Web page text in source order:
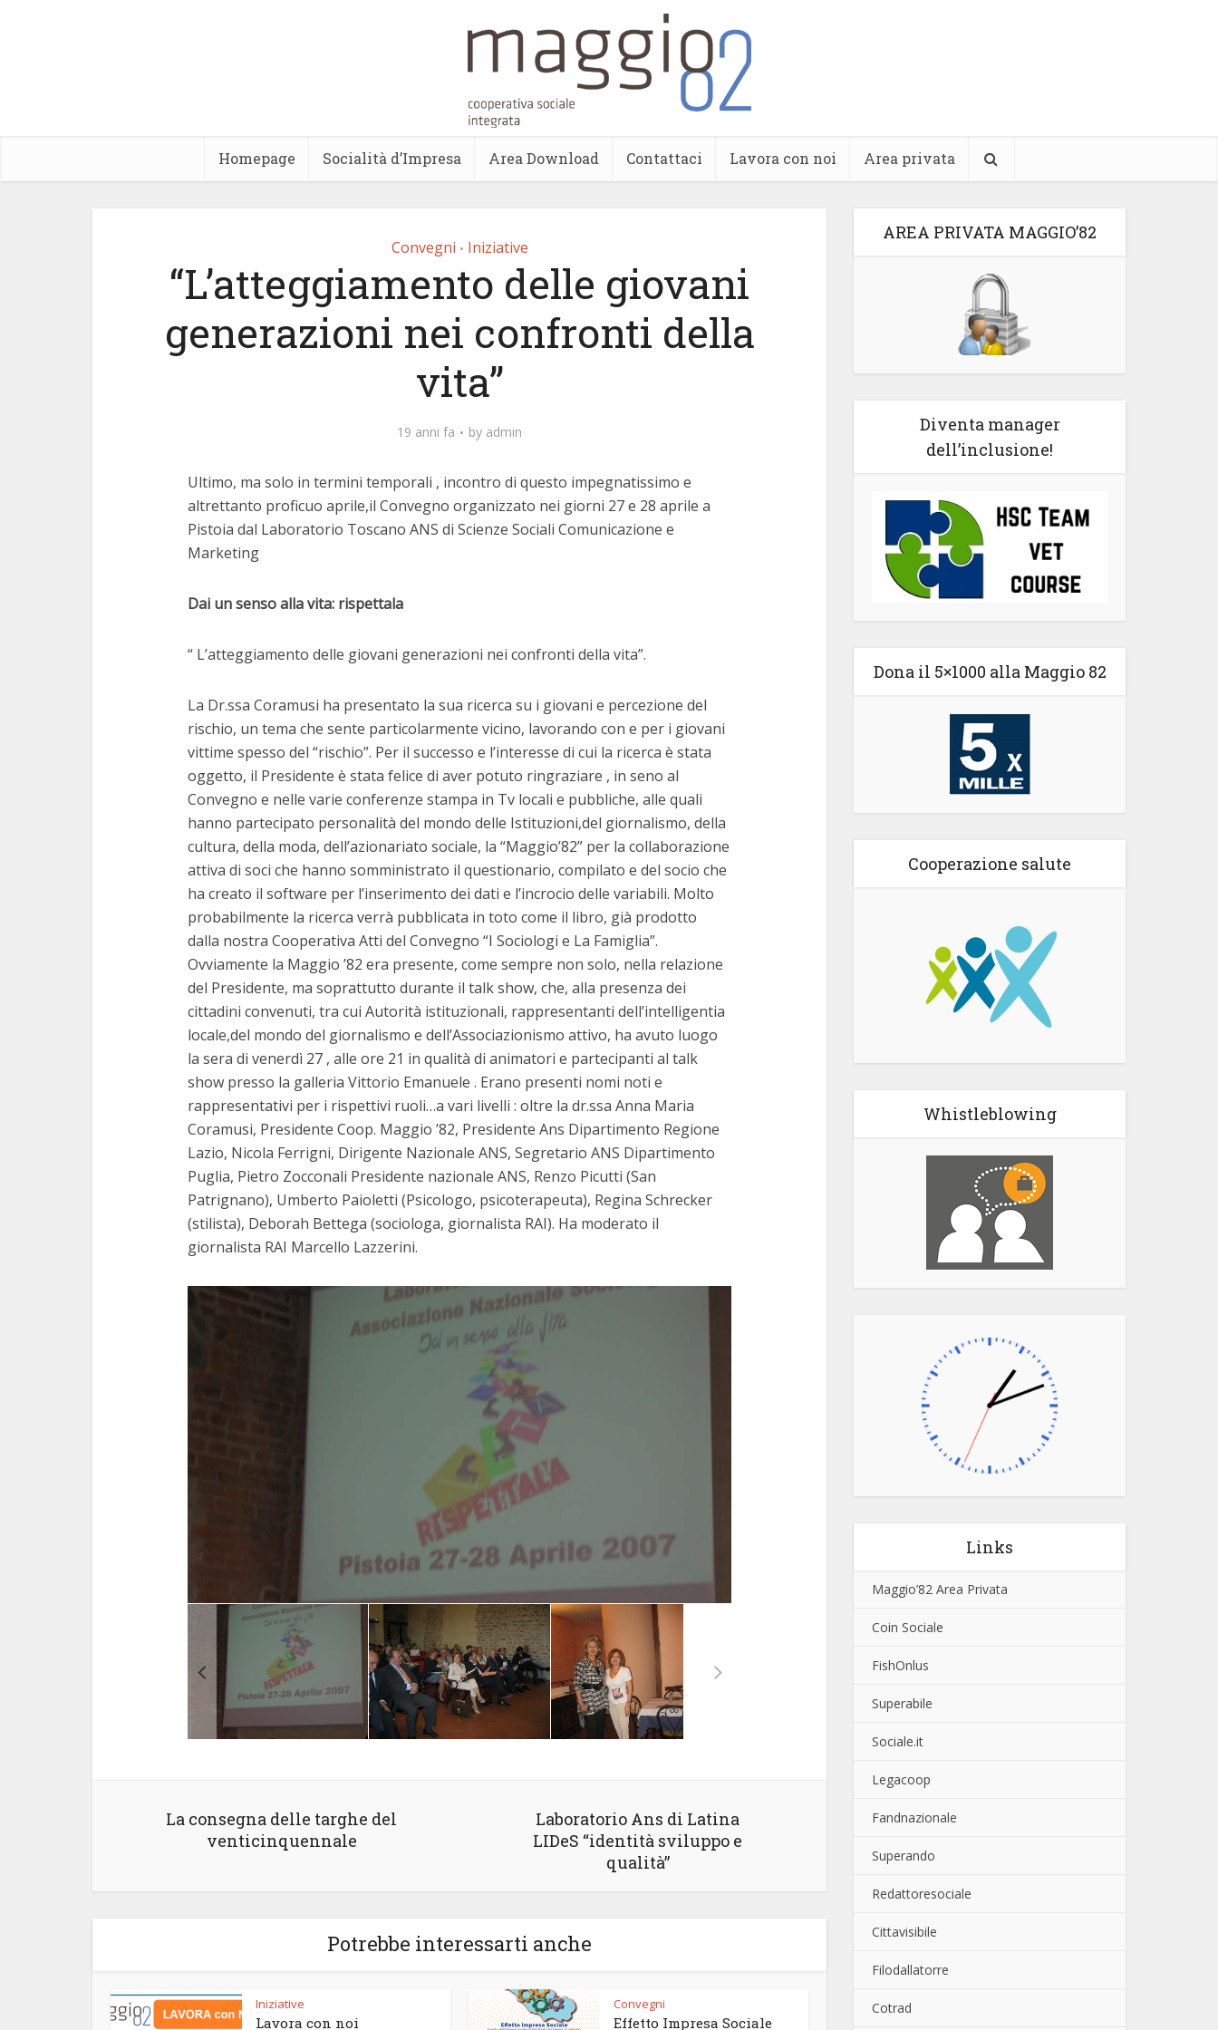
Homepage Socialità d’Impresa Area Download Contattaci Lavora con noi Area privata
Convegni • Iniziative
“L’atteggiamento delle giovani
generazioni nei confronti della
vita”
19 anni fa by admin
Ultimo, ma solo in termini temporali , incontro di questo impegnatissimo e
altrettanto proficuo aprile,il Convegno organizzato nei giorni 27 e 28 aprile a
Pistoia dal Laboratorio Toscano ANS di Scienze Sociali Comunicazione e
Marketing
Dai un senso alla vita: rispettala
“ L’atteggiamento delle giovani generazioni nei confronti della vita”.
La Dr.ssa Coramusi ha presentato la sua ricerca su i giovani e percezione del
rischio, un tema che sente particolarmente vicino, lavorando con e per i giovani
vittime spesso del “rischio”. Per il successo e l’interesse di cui la ricerca è stata
oggetto, il Presidente è stata felice di aver potuto ringraziare , in seno al
Convegno e nelle varie conferenze stampa in Tv locali e pubbliche, alle quali
hanno partecipato personalità del mondo delle Istituzioni,del giornalismo, della
cultura, della moda, dell’azionariato sociale, la “Maggio’82” per la collaborazione
attiva di soci che hanno somministrato il questionario, compilato e del socio che
ha creato il software per l’inserimento dei dati e l’incrocio delle variabili. Molto
probabilmente la ricerca verrà pubblicata in toto come il libro, già prodotto
dalla nostra Cooperativa Atti del Convegno “I Sociologi e La Famiglia”.
Ovviamente la Maggio ’82 era presente, come sempre non solo, nella relazione
del Presidente, ma soprattutto durante il talk show, che, alla presenza dei
cittadini convenuti, tra cui Autorità istituzionali, rappresentanti dell’intelligentia
locale,del mondo del giornalismo e dell’Associazionismo attivo, ha avuto luogo
la sera di venerdì 27 , alle ore 21 in qualità di animatori e partecipanti al talk
show presso la galleria Vittorio Emanuele . Erano presenti nomi noti e
rappresentativi per i rispettivi ruoli…a vari livelli : oltre la dr.ssa Anna Maria
Coramusi, Presidente Coop. Maggio ’82, Presidente Ans Dipartimento Regione
Lazio, Nicola Ferrigni, Dirigente Nazionale ANS, Segretario ANS Dipartimento
Puglia, Pietro Zocconali Presidente nazionale ANS, Renzo Picutti (San
Patrignano), Umberto Paioletti (Psicologo, psicoterapeuta), Regina Schrecker
(stilista), Deborah Bettega (sociologa, giornalista RAI). Ha moderato il
giornalista RAI Marcello Lazzerini.
La consegna delle targhe del
venticinquennale
Laboratorio Ans di Latina
LIDeS “identità sviluppo e
qualità”
Potrebbe interessarti anche
Iniziative
Lavora con noi
Convegni
Effetto Impresa Sociale
AREA PRIVATA MAGGIO’82
Diventa manager
dell’inclusione!
Dona il 5×1000 alla Maggio 82
Cooperazione salute
Whistleblowing
Links
Maggio’82 Area Privata
Coin Sociale
FishOnlus
Superabile
Sociale.it
Legacoop
Fandnazionale
Superando
Redattoresociale
Cittavisibile
Filodallatorre
Cotrad